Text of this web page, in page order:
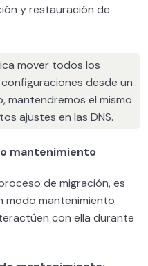
WordPress
un nuevo
19:55
WordPress
0/4
y restauración de
mover todos los
desde un
mantendremos el mismo
ajustes en las DNS.
mantenimiento
de migración, es
modo mantenimiento
con ella durante